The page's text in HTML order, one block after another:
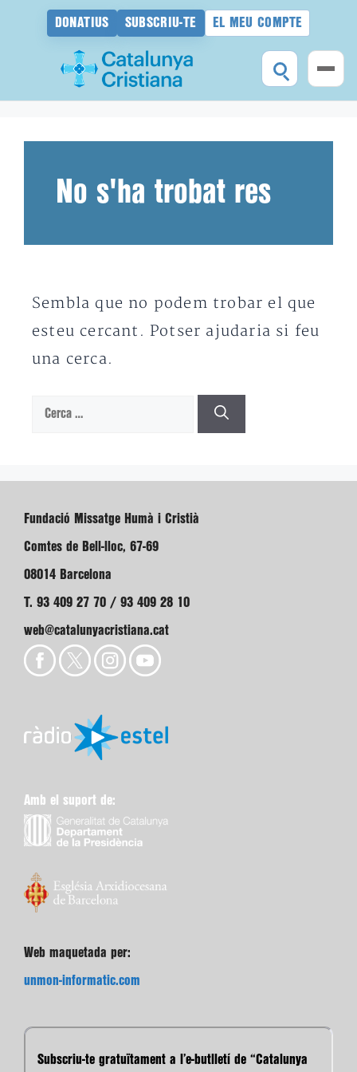
DONATIUS SUBSCRIU-TE EL MEU COMPTE
No s'ha trobat res
Sembla que no podem trobar el que
esteu cercant. Potser ajudaria si feu
una cerca.
Cerca:
Fundació Missatge Humà i Cristià
Comtes de Bell-lloc, 67-69
08014 Barcelona
T. 93 409 27 70 / 93 409 28 10
web@catalunyacristiana.cat
Amb el suport de:
Web maquetada per:
unmon-informatic.com
Subscriu-te gratuïtament a l’e-butlletí de “Catalunya